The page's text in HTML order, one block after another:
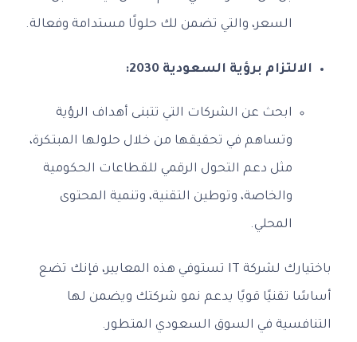
السعر، والتي تضمن لك حلولًا مستدامة وفعالة.
الالتزام برؤية السعودية 2030:
ابحث عن الشركات التي تتبنى أهداف الرؤية
وتساهم في تحقيقها من خلال حلولها المبتكرة،
مثل دعم التحول الرقمي للقطاعات الحكومية
والخاصة، وتوطين التقنية، وتنمية المحتوى
المحلي.
باختيارك لشركة IT تستوفي هذه المعايير، فإنك تضع
أساسًا تقنيًا قويًا يدعم نمو شركتك ويضمن لها
التنافسية في السوق السعودي المتطور.